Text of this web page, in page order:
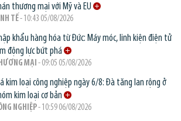
thương mại với Mỹ và EU
TẾ- 10:43 05/08/2026
khẩu hàng hóa từ Đức: Máy móc, linh kiện điện tử
động lực bứt phá
MẠI - 09:05 05/08/2026
kim loại công nghiệp ngày 6/8: Đà tăng lan rộng ở
kim loại cơ bản
NGHIỆP- 10:59 06/08/2026